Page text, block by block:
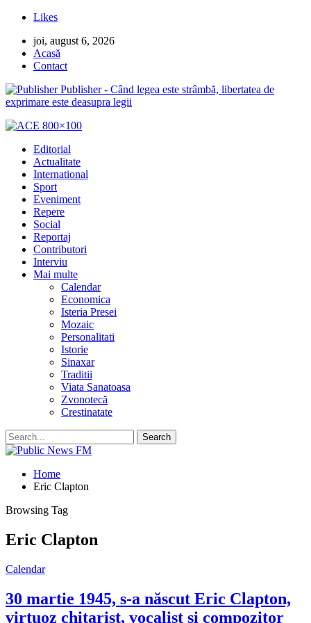
Likes
joi, august 6, 2026
Acasă
Contact
Publisher - Când legea este strâmbă, libertatea de
exprimare este deasupra legii
Editorial
Actualitate
International
Sport
Eveniment
Repere
Social
Reportaj
Contributori
Interviu
Mai multe
Calendar
Economica
Isteria Presei
Mozaic
Personalitati
Istorie
Sinaxar
Traditii
Viata Sanatoasa
Zvonotecă
Crestinatate
Home
Eric Clapton
Browsing Tag
Eric Clapton
Calendar
30 martie 1945, s-a născut Eric Clapton,
virtuoz chitarist, vocalist și compozitor